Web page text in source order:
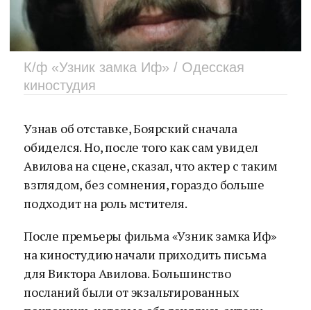
К/ф «Узник замка Иф» / Одесская
киностудия
Узнав об отставке, Боярский сначала
обиделся. Но, после того как сам увидел
Авилова на сцене, сказал, что актер с таким
взглядом, без сомнения, гораздо больше
подходит на роль мстителя.
После премьеры фильма «Узник замка Иф»
на киностудию начали приходить письма
для Виктора Авилова. Большинство
посланий были от экзальтированных